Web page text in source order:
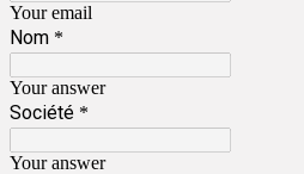
Your email
Nom *
Your answer
Société *
Your answer